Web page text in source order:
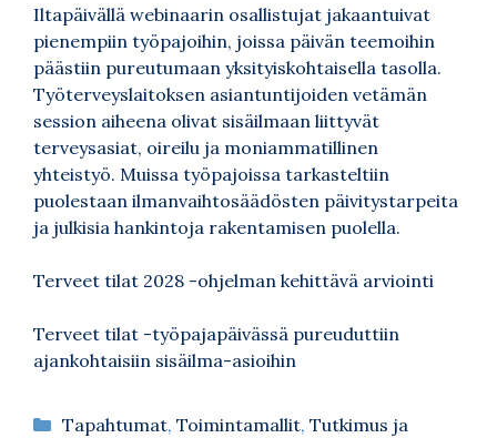
Iltapäivällä webinaarin osallistujat jakaantuivat
pienempiin työpajoihin, joissa päivän teemoihin
päästiin pureutumaan yksityiskohtaisella tasolla.
Työterveyslaitoksen asiantuntijoiden vetämän
session aiheena olivat sisäilmaan liittyvät
terveysasiat, oireilu ja moniammatillinen
yhteistyö. Muissa työpajoissa tarkasteltiin
puolestaan ilmanvaihtosäädösten päivitystarpeita
ja julkisia hankintoja rakentamisen puolella.
Terveet tilat 2028 -ohjelman kehittävä arviointi
Terveet tilat -työpajapäivässä pureuduttiin
ajankohtaisiin sisäilma-asioihin
Kategoriat
Tapahtumat, Toimintamallit, Tutkimus ja